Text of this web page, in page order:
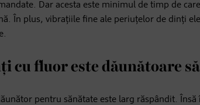
Dar acesta este minimul de timp de
În plus, vibrațiile fine ale periuțelor de dinți
cu fluor este dăunătoare
pentru sănătate este larg răspândit.